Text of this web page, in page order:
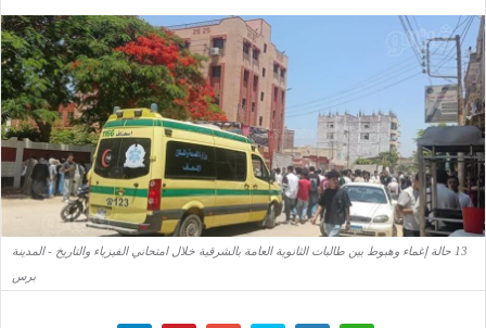
13 حالة إغماء وهبوط بين طالبات الثانوية العامة بالشرقية خلال امتحاني الفيزياء والتاريخ - المدينة
برس